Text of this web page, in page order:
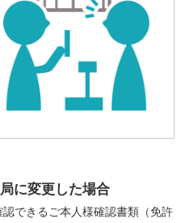
に変更した場合
できるご本人様確認書類（免許